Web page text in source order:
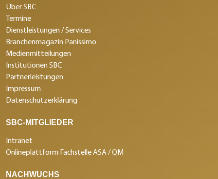
Über SBC
Termine
Dienstleistungen / Services
Branchenmagazin Panissimo
Medienmitteilungen
Institutionen SBC
Partnerleistungen
Impressum
Datenschutzerklärung
SBC-MITGLIEDER
Intranet
Onlineplattform Fachstelle ASA / QM
NACHWUCHS